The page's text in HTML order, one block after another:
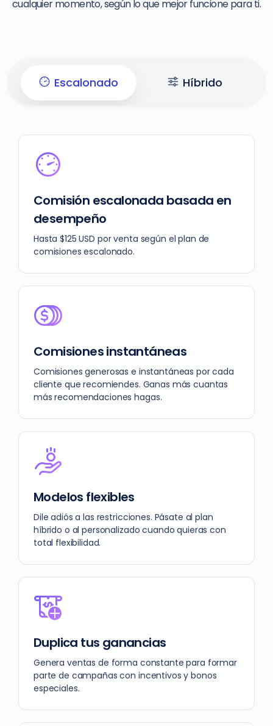
cualquier momento, según lo que mejor funcione para ti.
Escalonado Híbrido
Comisión escalonada basada en
desempeño
Hasta $125 USD por venta según el plan de
comisiones escalonado.
Comisiones instantáneas
Comisiones generosas e instantáneas por cada
cliente que recomiendes. Ganas más cuantas
más recomendaciones hagas.
Modelos flexibles
Dile adiós a las restricciones. Pásate al plan
híbrido o al personalizado cuando quieras con
total flexibilidad.
Duplica tus ganancias
Genera ventas de forma constante para formar
parte de campañas con incentivos y bonos
especiales.